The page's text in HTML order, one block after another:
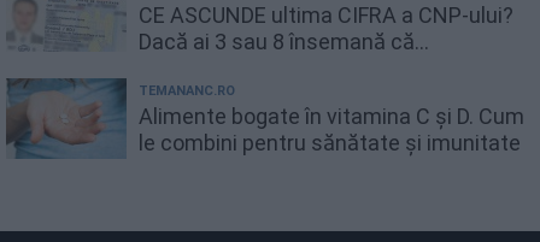
CE ASCUNDE ultima CIFRA a CNP-ului?
Dacă ai 3 sau 8 însemană că...
TEMANANC.RO
Alimente bogate în vitamina C și D. Cum
le combini pentru sănătate și imunitate